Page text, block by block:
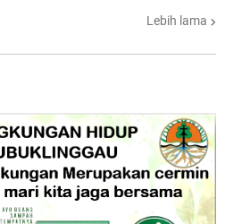
Lebih lama